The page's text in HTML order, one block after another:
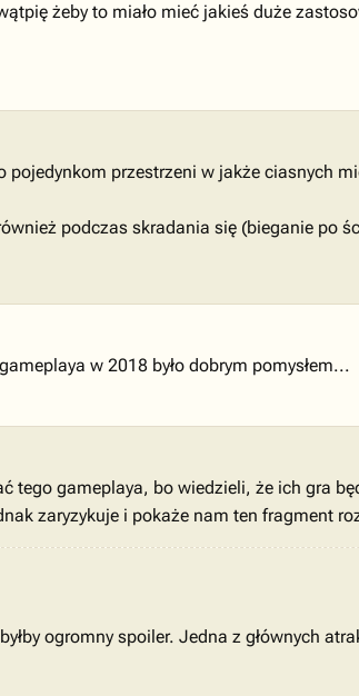
żeby to miało mieć jakieś duże
pojedynkom przestrzeni w jakże ciasnych
podczas skradania się (bieganie po
w 2018 było dobrym pomysłem...
tego gameplaya, bo wiedzieli, że ich gra
zaryzykuje i pokaże nam ten fragment
ogromny spoiler. Jedna z głównych